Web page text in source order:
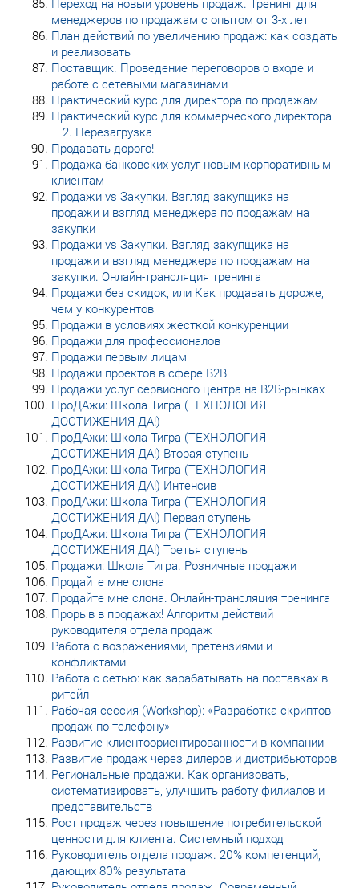
менеджеров по продажам с опытом от 3-х лет
План действий по увеличению продаж: как создать
и реализовать
Поставщик. Проведение переговоров о входе и
работе с сетевыми магазинами
Практический курс для директора по продажам
Практический курс для коммерческого директора
– 2. Перезагрузка
Продавать дорого!
Продажа банковских услуг новым корпоративным
клиентам
Продажи vs Закупки. Взгляд закупщика на
продажи и взгляд менеджера по продажам на
закупки
Продажи vs Закупки. Взгляд закупщика на
продажи и взгляд менеджера по продажам на
закупки. Онлайн-трансляция тренинга
Продажи без скидок, или Как продавать дороже,
чем у конкурентов
Продажи в условиях жесткой конкуренции
Продажи для профессионалов
Продажи первым лицам
Продажи проектов в сфере B2B
Продажи услуг сервисного центра на B2B-рынках
ПроДАжи: Школа Тигра (ТЕХНОЛОГИЯ
ДОСТИЖЕНИЯ ДА!)
ПроДАжи: Школа Тигра (ТЕХНОЛОГИЯ
ДОСТИЖЕНИЯ ДА!) Вторая ступень
ПроДАжи: Школа Тигра (ТЕХНОЛОГИЯ
ДОСТИЖЕНИЯ ДА!) Интенсив
ПроДАжи: Школа Тигра (ТЕХНОЛОГИЯ
ДОСТИЖЕНИЯ ДА!) Первая ступень
ПроДАжи: Школа Тигра (ТЕХНОЛОГИЯ
ДОСТИЖЕНИЯ ДА!) Третья ступень
Продажи: Школа Тигра. Розничные продажи
Продайте мне слона
Продайте мне слона. Онлайн-трансляция тренинга
Прорыв в продажах! Алгоритм действий
руководителя отдела продаж
Работа с возражениями, претензиями и
конфликтами
Работа с сетью: как зарабатывать на поставках в
ритейл
Рабочая сессия (Workshop): «Разработка скриптов
продаж по телефону»
Развитие клиентоориентированности в компании
Развитие продаж через дилеров и дистрибьюторов
Региональные продажи. Как организовать,
систематизировать, улучшить работу филиалов и
представительств
Рост продаж через повышение потребительской
ценности для клиента. Системный подход
Руководитель отдела продаж. 20% компетенций,
дающих 80% результата